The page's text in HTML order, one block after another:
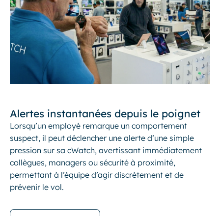
Alertes instantanées depuis le poignet
Lorsqu’un employé remarque un comportement
suspect, il peut déclencher une alerte d’une simple
pression sur sa cWatch, avertissant immédiatement
collègues, managers ou sécurité à proximité,
permettant à l’équipe d’agir discrètement et de
prévenir le vol.